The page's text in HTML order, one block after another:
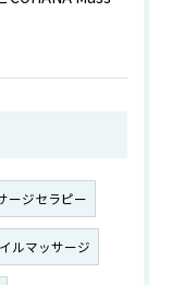
ージセラピー
ルマッサージ